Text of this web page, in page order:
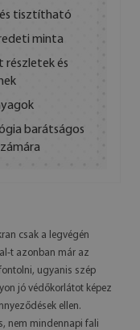
tisztítható
minta
és
barátságos
csak a legvégén
t azonban már az
ugyanis szép
jó védőkorlátot képez
ellen.
nem mindennapi fali